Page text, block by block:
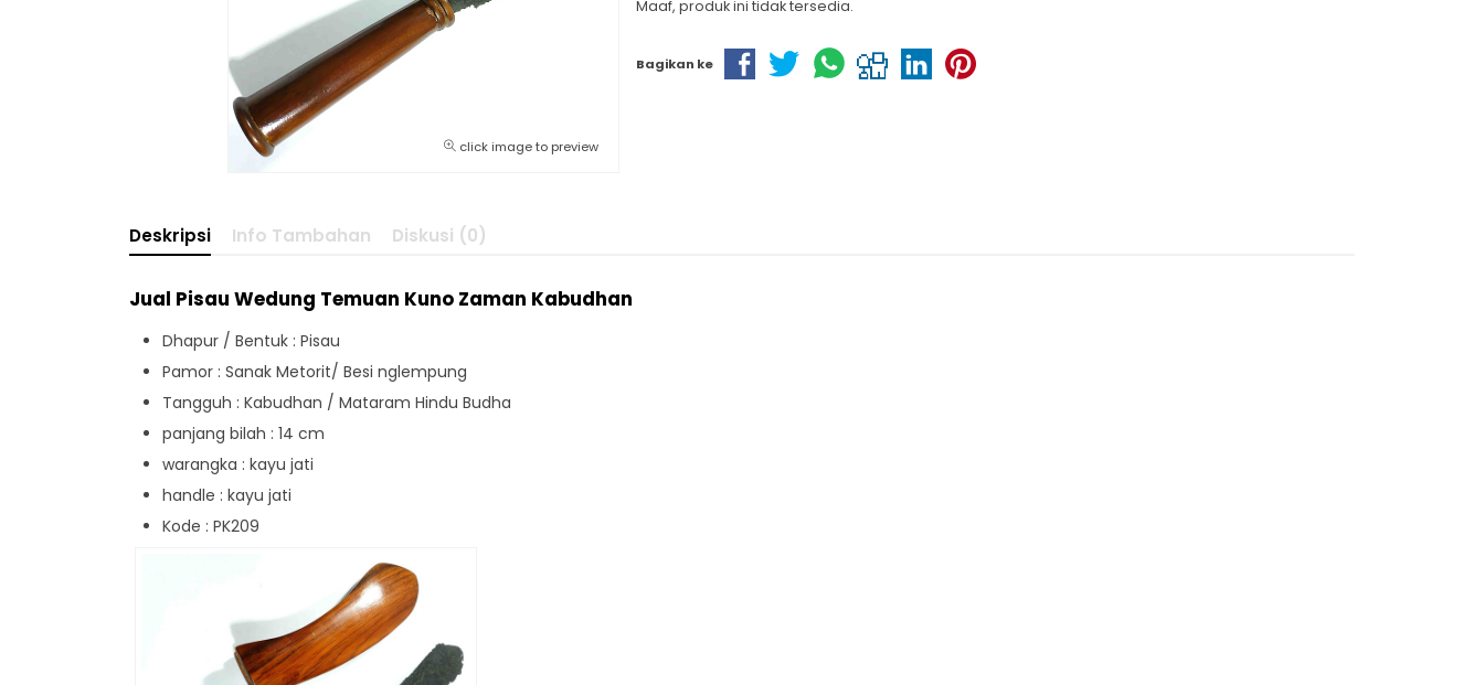
click image to preview
Maaf, produk ini tidak tersedia.
Bagikan ke
Deskripsi Info Tambahan Diskusi (0)
Jual Pisau Wedung Temuan Kuno Zaman Kabudhan
Dhapur / Bentuk : Pisau
Pamor : Sanak Metorit/ Besi nglempung
Tangguh : Kabudhan / Mataram Hindu Budha
panjang bilah : 14 cm
warangka : kayu jati
handle : kayu jati
Kode : PK209